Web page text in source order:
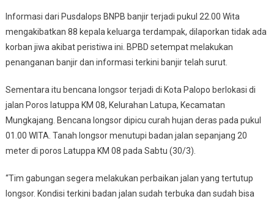
Informasi dari Pusdalops BNPB banjir terjadi pukul 22.00 Wita
mengakibatkan 88 kepala keluarga terdampak, dilaporkan tidak ada
korban jiwa akibat peristiwa ini. BPBD setempat melakukan
penanganan banjir dan informasi terkini banjir telah surut.
Sementara itu bencana longsor terjadi di Kota Palopo berlokasi di
jalan Poros latuppa KM 08, Kelurahan Latupa, Kecamatan
Mungkajang. Bencana longsor dipicu curah hujan deras pada pukul
01.00 WITA. Tanah longsor menutupi badan jalan sepanjang 20
meter di poros Latuppa KM 08 pada Sabtu (30/3).
“Tim gabungan segera melakukan perbaikan jalan yang tertutup
longsor. Kondisi terkini badan jalan sudah terbuka dan sudah bisa